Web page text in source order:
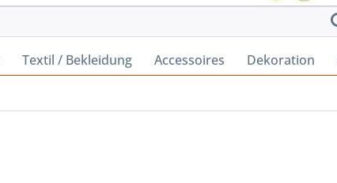
Textil / Bekleidung Accessoires Dekoration